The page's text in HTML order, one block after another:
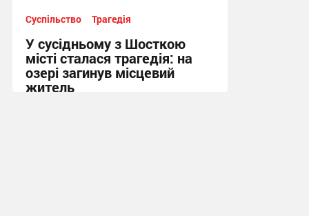
Суспільство Трагедія
У сусідньому з Шосткою
місті сталася трагедія: на
озері загинув місцевий
житель